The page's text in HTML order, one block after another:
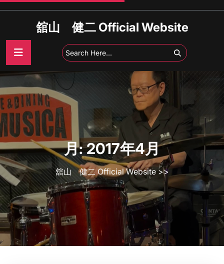
舘山 健二 Official Website
月:2017年4月
舘山 健二 Official Website>>